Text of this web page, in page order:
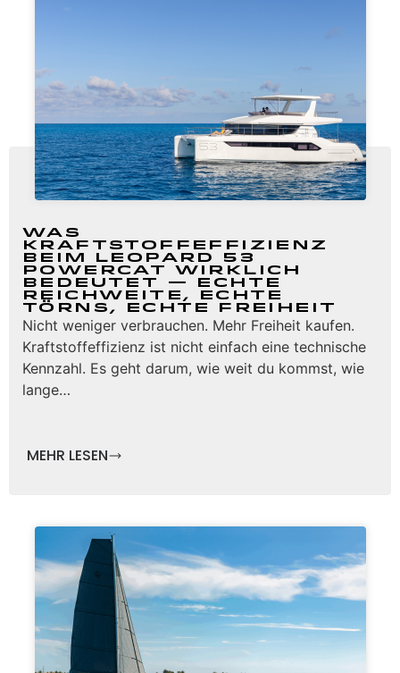
Was
Kraftstoffeffizienz
beim Leopard 53
Powercat wirklich
bedeutet — Echte
Reichweite, echte
Törns, echte Freiheit
Nicht weniger verbrauchen. Mehr Freiheit kaufen.
Kraftstoffeffizienz ist nicht einfach eine technische
Kennzahl. Es geht darum, wie weit du kommst, wie
lange…
MEHR LESEN